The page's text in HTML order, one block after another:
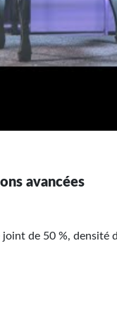
avancées
de 50 %, densité